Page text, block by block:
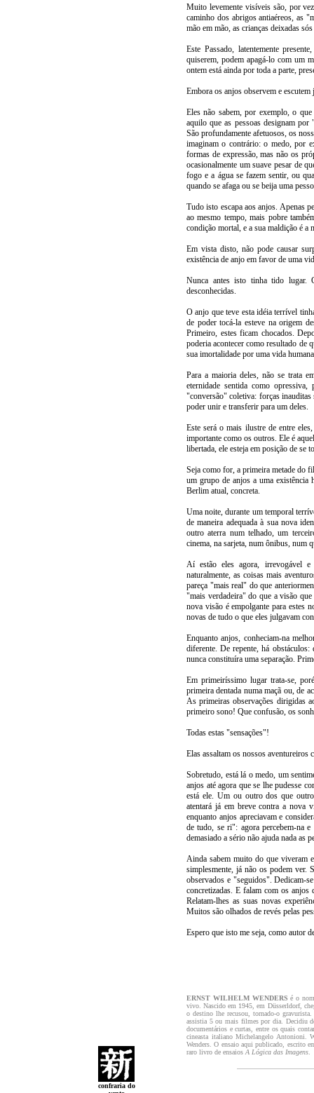
Muito levemente visíveis são, por
caminho dos abrigos antiaéreos, as
mão em mão, as crianças deixadas
Este Passado, latentemente
quiserem, podem apagá-lo com um
ontem está ainda por toda a parte,
Embora os anjos observem e
Eles não sabem, por exemplo, o
aquilo que as pessoas designam
São profundamente afetuosos, os
imaginam o contrário: o medo, por
formas de expressão, mas não os
ocasionalmente um suave pesar de
fogo e a água se fazem sentir, ou
quando se afaga ou se beija uma
Tudo isto escapa aos anjos. Apenas
ao mesmo tempo, mais pobre
condição mortal, e a sua maldição é a
Em vista disto, não pode causar
existência de anjo em favor de uma
Nunca antes isto tinha tido lugar.
desconhecidas.
O anjo que teve esta idéia terrível
de poder tocá-la esteve na origem
Primeiro, estes ficam chocados.
poderia acontecer como resultado de
sua imortalidade por uma vida
Para a maioria deles, não se trata
eternidade sentida como
"conversão" coletiva: forças inauditas
poder unir e transferir para um deles.
Este será o mais ilustre de entre
importante como os outros. Ele é
libertada, ele esteja em posição de se
Seja como for, a primeira metade do
um grupo de anjos a uma existência
Berlim atual, concreta.
Uma noite, durante um temporal
de maneira adequada à sua nova
outro aterra num telhado, um
cinema, na sarjeta, num ônibus, num
Aí estão eles agora, irrevogável e
naturalmente, as coisas mais
pareça "mais real" do que
"mais verdadeira" do que a visão
nova visão é empolgante para estes
novas de tudo o que eles julgavam
Enquanto anjos, conheciam-na
diferente. De repente, há
nunca constituíra uma separação.
Em primeiríssimo lugar trata-se,
primeira dentada numa maçã ou, de
As primeiras observações dirigidas
primeiro sono! Que confusão, os
Todas estas "sensações"!
Elas assaltam os nossos
Sobretudo, está lá o medo, um
anjos até agora que se lhe pudesse
está ele. Um ou outro dos que
atentará já em breve contra a nova
enquanto anjos apreciavam e
de tudo, se ri": agora percebem-na
demasiado a sério não ajuda nada as
Ainda sabem muito do que viveram
simplesmente, já não os podem ver.
observados e "seguidos". Dedicam-
concretizadas. E falam com os anjos
Relatam-lhes as suas novas
Muitos são olhados de revés pelas
Espero que isto me seja, como autor
ERNST WILHELM WENDERS é o
vivo. Nascido em 1945, em Düsserldorf,
o destino lhe recusou, tornado-o gravurista.
assistia 5 ou mais filmes por dia. Decidiu
documentários e curtas, entre os quais
cineasta italiano Michelangelo Antonioni.
Wenders. O ensaio aqui publicado, escrito
raro livro de ensaios A Lógica das Imagens
confraria do